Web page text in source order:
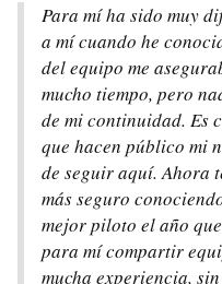
Para mí ha sido muy
a mí cuando he
del equipo me
mucho tiempo, pero
de mi continuidad. Es
que hacen público mi
de seguir aquí. Ahora
más seguro
mejor piloto el año
para mí compartir
mucha experiencia,